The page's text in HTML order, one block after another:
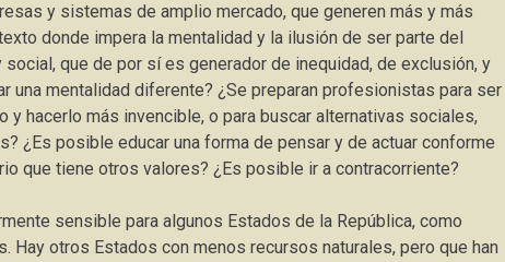
y sistemas de amplio mercado, que generen más y más
donde impera la mentalidad y la ilusión de ser parte del
que de por sí es generador de inequidad, de exclusión, y
una mentalidad diferente? ¿Se preparan profesionistas para ser
y hacerlo más invencible, o para buscar alternativas sociales,
¿Es posible educar una forma de pensar y de actuar conforme
que tiene otros valores? ¿Es posible ir a contracorriente?
sensible para algunos Estados de la República, como
Hay otros Estados con menos recursos naturales, pero que han